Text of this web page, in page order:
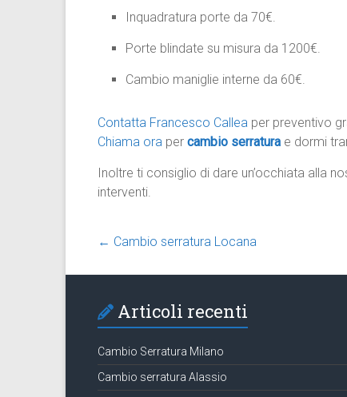
Inquadratura porte da 70€.
Porte blindate su misura da 1200€.
Cambio maniglie interne da 60€.
Contatta Francesco Callea per preventivo
Chiama ora per cambio serratura e dormi
Inoltre ti consiglio di dare un’occhiata alla
interventi.
← Cambio serratura Locana
Articoli recenti
Cambio Serratura Milano
Cambio serratura Alassio